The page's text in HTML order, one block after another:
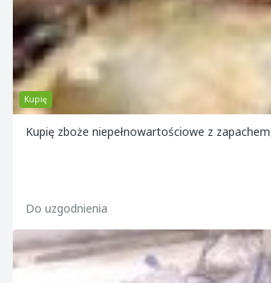
Kupię
Kupię zboże niepełnowartościowe z
Do uzgodnienia